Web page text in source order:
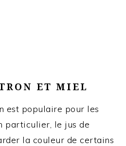
ET MIEL
est populaire pour les
particulier, le jus de
la couleur de certains